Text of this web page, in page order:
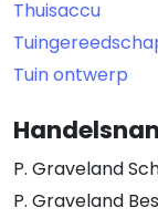
Thuisaccu
Tuin ontwerp
P. Graveland
P. Graveland